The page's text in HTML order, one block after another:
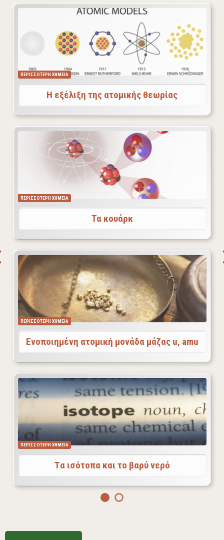
Οι απόψεις για τη δομή του ατόμου από την
ΠΕΡΙΣΣΟΤΕΡΗ ΧΗΜΕΙΑ
Η εξέλιξη της ατομικής θεωρίας
Από τις σημαντικότερες ανακαλύψεις της σύγχρονης
φυσικής είναι τα κουάρκ, τα οποία συνδυαζόμενα
σχηματίζουν τα πρωτόνια και τα νετρόνια και τελικά
ΠΕΡΙΣΣΟΤΕΡΗ ΧΗΜΕΙΑ
Τα κουάρκ
Καθώς η ιδέα της ασυνέχειας της ύλης ξεκίνησε από
την Αρχαία Ελλάδα και τον Δημόκριτο και οδήγησε
στην εισαγωγή της έννοιας του ατόμου και της
ατομικής θεωρίας του Dalton (1803), οι χημικοί
εστιάστηκαν στο θέμα του προσδιορισμού της μάζας
των ατόμων και των μορίων.
ΠΕΡΙΣΣΟΤΕΡΗ ΧΗΜΕΙΑ
Ενοποιημένη ατομική μονάδα μάζας u, amu
Τα ισότοπα ενός στοιχείου έχουν ίδιο ατομικό αριθμό
αλλά διαφορετικό μαζικό. Το βαρύ νερό αποτελείται
από το δευτέριο που είναι ισότοπο του υδρογόνου και
ΠΕΡΙΣΣΟΤΕΡΗ ΧΗΜΕΙΑ
Tα ισότοπα και το βαρύ νερό